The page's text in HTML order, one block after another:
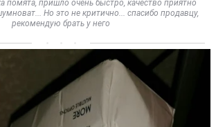
помята, пришло очень быстро, качество приятно
Но это не критично... спасибо продавцу,
рекомендую брать у него